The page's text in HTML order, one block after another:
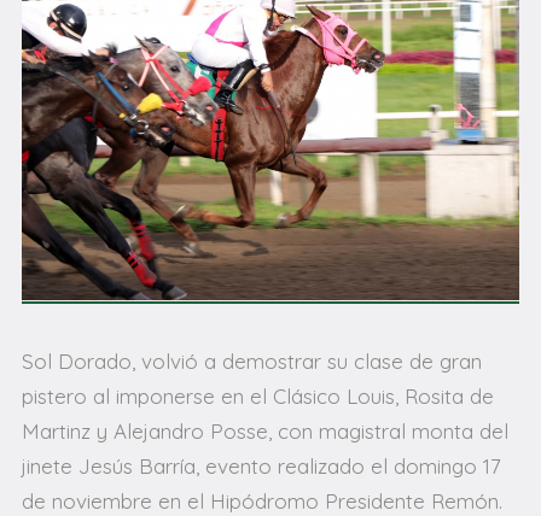
Sol Dorado, volvió a demostrar su clase de gran
pistero al imponerse en el Clásico Louis, Rosita de
Martinz y Alejandro Posse, con magistral monta del
jinete Jesús Barría, evento realizado el domingo 17
de noviembre en el Hipódromo Presidente Remón.